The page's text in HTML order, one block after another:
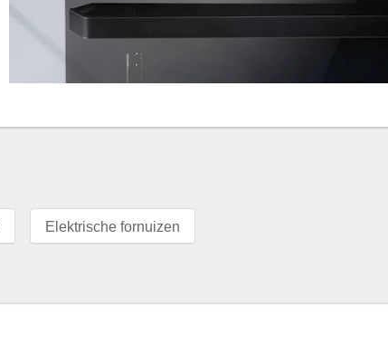
Elektrische fornuizen